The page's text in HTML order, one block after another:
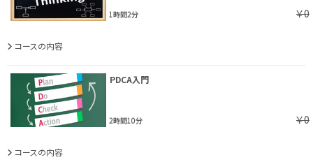
1時間2分 ￥0
コースの内容
PDCA入門
2時間10分 ￥0
コースの内容